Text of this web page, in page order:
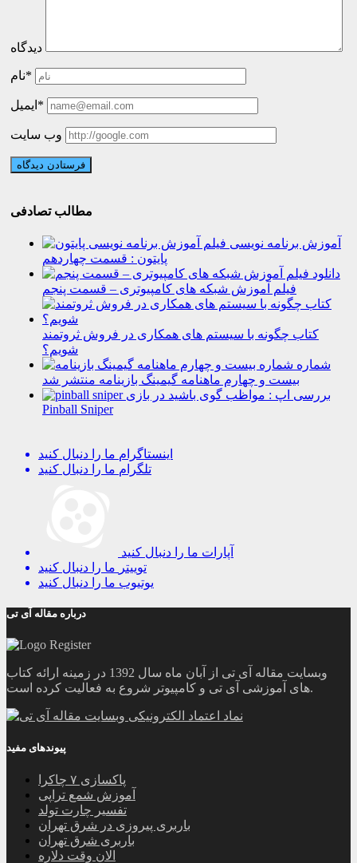
دیدگاه
نام*
ایمیل*
وب سایت
مطالب تصادفی
آموزش برنامه نویسی
پایتون : قسمت چهاردهم
دانلود
فیلم آموزش شبکه های کامپیوتری – قسمت پنجم
کتاب چگونه با سیستم های همکاری در فروش ثروتمند
شویم؟
شماره
بیست و چهارم ماهنامه گیمینگ بازینامه منتشر شد
بررسی اپ : مواظب گوی باشید در بازی
Pinball Sniper
اینستاگرام ما را دنبال کنید
تلگرام ما را دنبال کنید
آپارات ما را دنبال کنید
توییتر ما را دنبال کنید
یوتیوب ما را دنبال کنید
درباره مقاله آی تی
وبسایت مقاله آی تی از آبان ماه سال 1392 در زمینه ارائه کتاب
های آموزشی آی تی و کامپیوتر شروع به فعالیت کرده است.
پیوندهای مفید
پاکسازی ۷ چاکرا
آموزش شمع تراپی
تفسیر چارت تولد
باربری پیروزی در شرق تهران
باربری شرق تهران
الان وقت دلاره